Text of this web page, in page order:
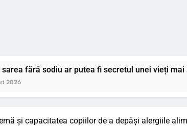
ar putea fi secretul unei vieți mai sănătoase?
și capacitatea copiilor de a depăși alergiile